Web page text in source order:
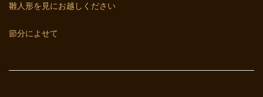
雛人形を見にお越しください
節分によせて